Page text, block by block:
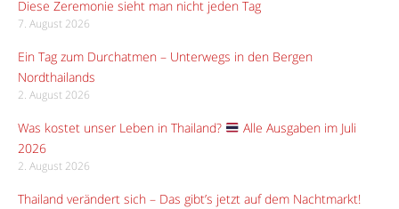
Diese Zeremonie sieht man nicht jeden Tag
7. August 2026
Ein Tag zum Durchatmen – Unterwegs in den Bergen
Nordthailands
2. August 2026
Was kostet unser Leben in Thailand?
Alle Ausgaben im Juli
2026
2. August 2026
Thailand verändert sich – Das gibt’s jetzt auf dem Nachtmarkt!